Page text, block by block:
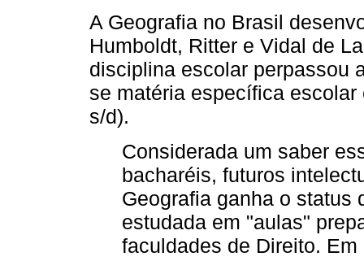
A Geografia no Brasil
Humboldt, Ritter e Vidal de
disciplina escolar perpassou
se matéria específica
s/d).
Considerada um saber
bacharéis, futuros
Geografia ganha o status
estudada em "aulas"
faculdades de Direito.